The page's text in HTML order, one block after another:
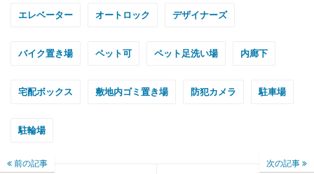
エレベーター オートロック デザイナーズ
バイク置き場 ペット可 ペット足洗い場 内廊下
宅配ボックス 敷地内ゴミ置き場 防犯カメラ 駐車場
駐輪場
前の記事 次の記事